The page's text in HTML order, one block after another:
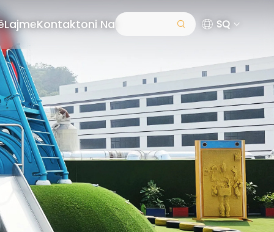
LajmeKontaktoni Na SQ